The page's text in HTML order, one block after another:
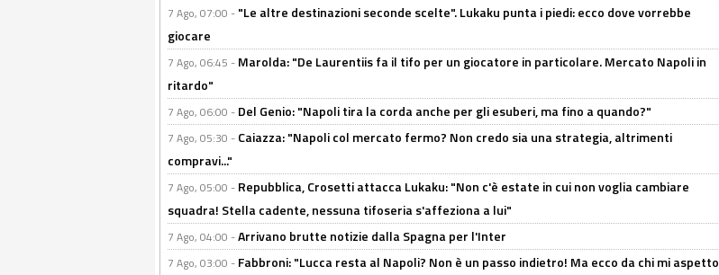
7 Ago, 07:00 - "Le altre destinazioni seconde scelte". Lukaku punta i piedi: ecco dove vorrebbe
giocare
7 Ago, 06:45 - Marolda: "De Laurentiis fa il tifo per un giocatore in particolare. Mercato Napoli in
ritardo"
7 Ago, 06:00 - Del Genio: "Napoli tira la corda anche per gli esuberi, ma fino a quando?"
7 Ago, 05:30 - Caiazza: "Napoli col mercato fermo? Non credo sia una strategia, altrimenti
compravi..."
7 Ago, 05:00 - Repubblica, Crosetti attacca Lukaku: "Non c'è estate in cui non voglia cambiare
squadra! Stella cadente, nessuna tifoseria s'affeziona a lui"
7 Ago, 04:00 -Arrivano brutte notizie dalla Spagna per l'Inter
7 Ago, 03:00 - Fabbroni: "Lucca resta al Napoli? Non è un passo indietro! Ma ecco da chi mi aspetto